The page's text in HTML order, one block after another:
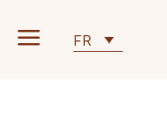
a FR